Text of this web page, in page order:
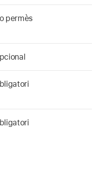
permès